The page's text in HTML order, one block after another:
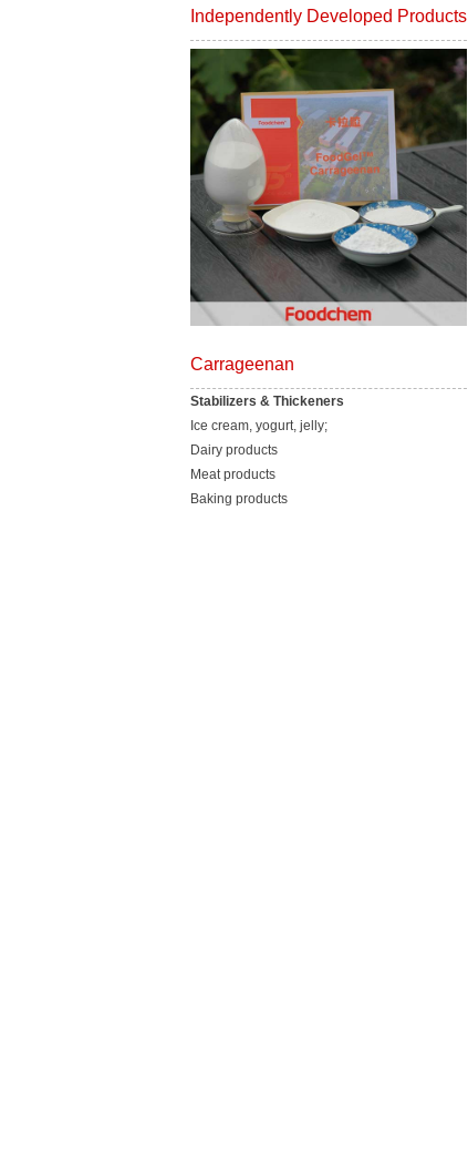
Independently Developed Products
Carrageenan
Stabilizers & Thickeners
Ice cream, yogurt, jelly;
Dairy products
Meat products
Baking products